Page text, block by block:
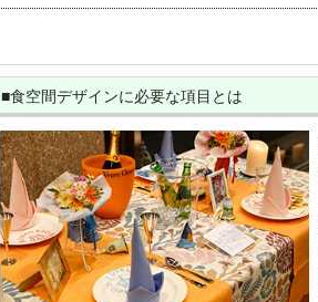
■食空間デザインに必要な項目とは